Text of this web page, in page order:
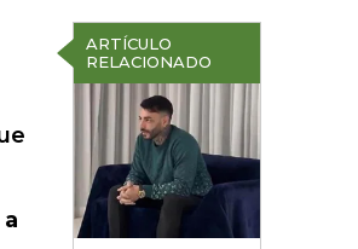
ARTÍCULO
RELACIONADO